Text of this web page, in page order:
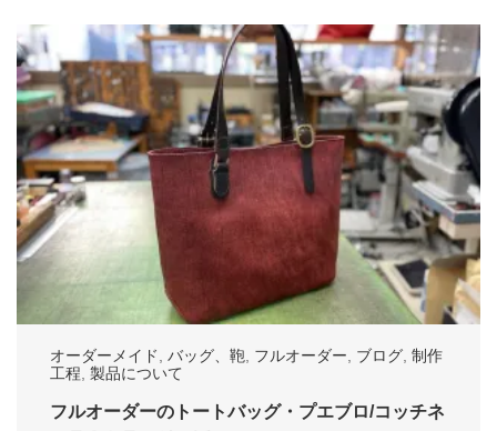
オーダーメイド バッグ、鞄 フルオーダー ブログ 制作
工程 製品について
フルオーダーのトートバッグ・プエブロ/コッチネ